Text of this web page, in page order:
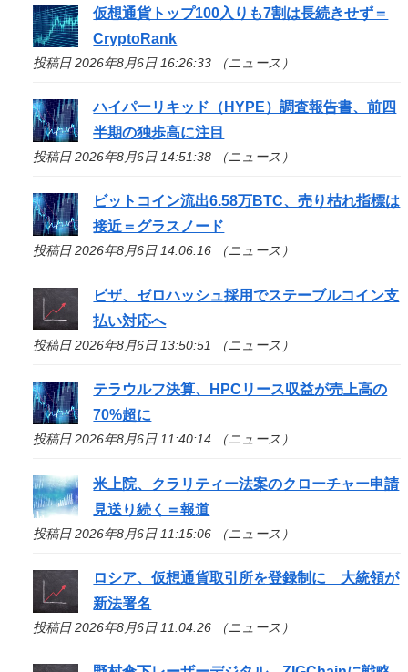
仮想通貨トップ100入りも7割は長続きせず＝
CryptoRank
投稿日 2026年8月6日 16:26:33 （ニュース）
ハイパーリキッド（HYPE）調査報告書、前四
半期の独歩高に注目
投稿日 2026年8月6日 14:51:38 （ニュース）
ビットコイン流出6.58万BTC、売り枯れ指標は
接近＝グラスノード
投稿日 2026年8月6日 14:06:16 （ニュース）
ビザ、ゼロハッシュ採用でステーブルコイン支
払い対応へ
投稿日 2026年8月6日 13:50:51 （ニュース）
テラウルフ決算、HPCリース収益が売上高の
70%超に
投稿日 2026年8月6日 11:40:14 （ニュース）
米上院、クラリティー法案のクローチャー申請
見送り続く＝報道
投稿日 2026年8月6日 11:15:06 （ニュース）
ロシア、仮想通貨取引所を登録制に 大統領が
新法署名
投稿日 2026年8月6日 11:04:26 （ニュース）